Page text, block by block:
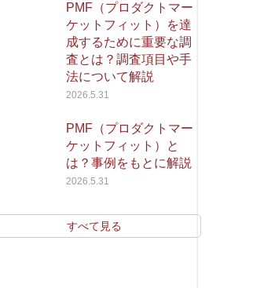
PMF（プロダクトマー
ケットフィット）を達
成するために重要な調
査とは？調査項目や手
法について解説
2026.5.31
PMF（プロダクトマー
ケットフィット）と
は？事例をもとに解説
2026.5.31
すべて見る